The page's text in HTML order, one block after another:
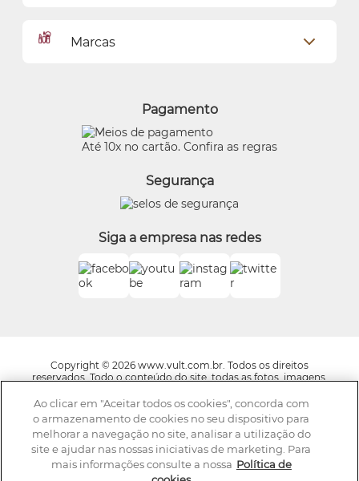
Pagamentos
Política de Privacidade
Preferências de Cookies
Termos de Uso
Trocas e Devoluções
Meus endereços
Marcas
Quem Disse, Berenice?
Beleza na Web
Boticário Internacional
Pagamento
Até 10x no cartão. Confira as regras
Segurança
Siga a empresa nas redes
Copyright © 2026 www.vult.com.br. Todos os direitos
reservados. Todo o conteúdo do site, todas as fotos, imagens,
layout, trade dress, aqui veiculados são de propriedade exclusiva
da Boticário Produto de Beleza Ltda. É vedada qualquer
reprodução, total ou parcial, de qualquer elemento de
identidade, sem expressa autorização. A violação de qualquer
direito mencionado implicará na responsabilização cível e
criminal nos termos da Lei. Os preços dos produtos estão
sujeitos a alteração sem aviso prévio.
Ao clicar em "Aceitar todos os cookies", concorda com
o armazenamento de cookies no seu dispositivo para
melhorar a navegação no site, analisar a utilização do
site e ajudar nas nossas iniciativas de marketing. Para
mais informações consulte a nossa Política de